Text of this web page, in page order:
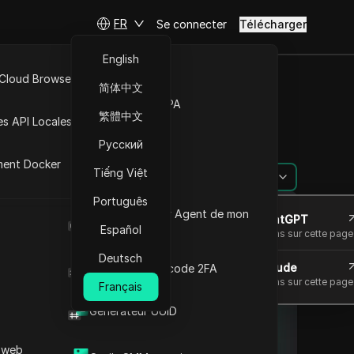
Marché de la RPA
Quel est le User Agent de mon
navigateur
Générateur de code 2FA
Générateur UUID
Browser MCP
API Locales
Docker
FR
English
简体中文
繁體中文
Русский
Tiếng Việt
Português
Español
Deutsch
Français
Se connecter Télécharger
panier
Ouvrir dans ChatGPT
Poser des questions sur cette page
Ouvrir dans Claude
Poser des questions sur cette page